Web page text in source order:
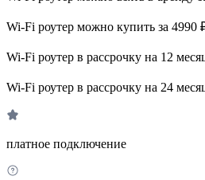
Wi-Fi роутер можно купить за 4990
Wi-Fi роутер в рассрочку на 12
Wi-Fi роутер в рассрочку на 24
платное подключение